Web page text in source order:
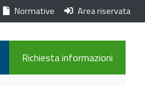
Normative Area riservata
Richiesta informazioni